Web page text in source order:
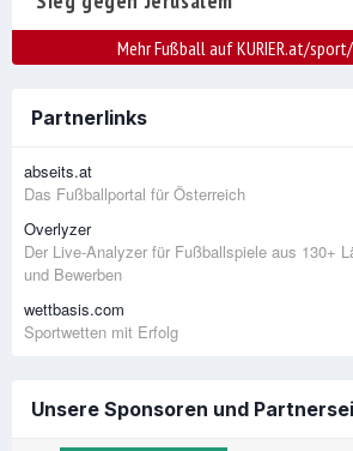
Mehr Fußball auf KURIER.at/
Partnerlinks
abseits.at
Das Fußballportal für Österreich
Overlyzer
Der Live-Analyzer für Fußballspiele aus 130+
und Bewerben
wettbasis.com
Sportwetten mit Erfolg
Unsere Sponsoren und